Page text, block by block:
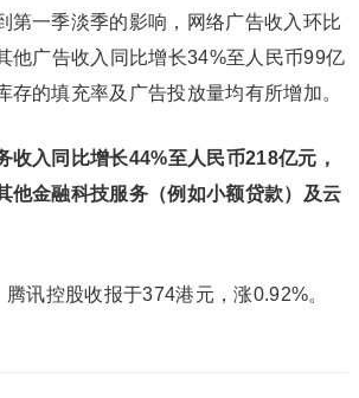
第一季淡季的影响，网络广告收入环比
他广告收入同比增长34%至人民币99亿
存的填充率及广告投放量均有所增加。
收入同比增长44%至人民币218亿元，
他金融科技服务（例如小额贷款）及云
讯控股收报于374港元，涨0.92%。